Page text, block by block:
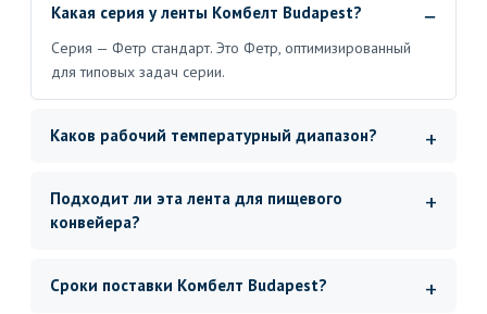
Какая серия у ленты Комбелт Budapest?
Серия — Фетр стандарт. Это Фетр, оптимизированный
для типовых задач серии.
Каков рабочий температурный диапазон?
Подходит ли эта лента для пищевого
конвейера?
Сроки поставки Комбелт Budapest?